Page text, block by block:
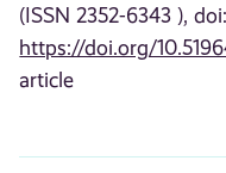
(ISSN 2352-6343 ), doi:
https://doi.org/
article